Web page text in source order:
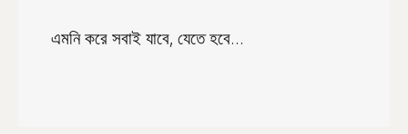
এমনি করে সবাই যাবে, যেতে হবে…